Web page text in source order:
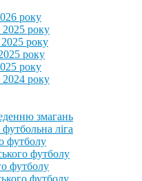
року
року
року
року
року
року
змагань
ліга
футболу
футболу
футболу
футболу